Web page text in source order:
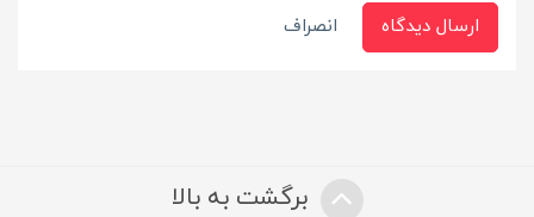
ارسال دیدگاه انصراف
برگشت به بالا